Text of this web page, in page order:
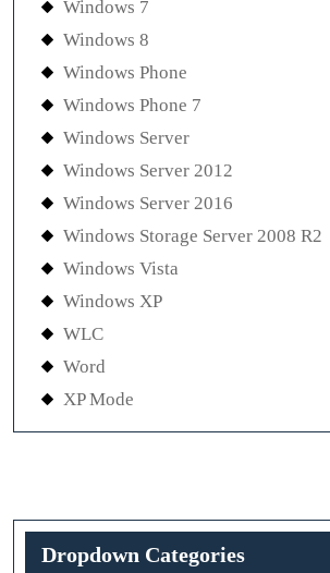
Windows 7
Windows 8
Windows Phone
Windows Phone 7
Windows Server
Windows Server 2012
Windows Server 2016
Windows Storage Server 2008 R2
Windows Vista
Windows XP
WLC
Word
XP Mode
Dropdown Categories